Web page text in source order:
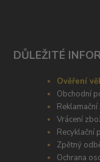
DŮLEŽITÉ
Ověření
Obchodní
Reklamační
Vrácení
Recyklační
Zpětný
Ochrana